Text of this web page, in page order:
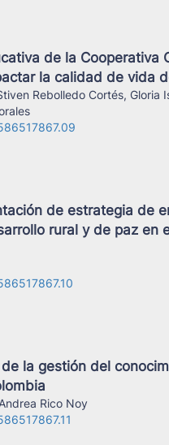
de la Cooperativa
la calidad de vida
Rebolledo Cortés, Gloria
de estrategia de
rural y de paz en
la gestión del
Rico Noy